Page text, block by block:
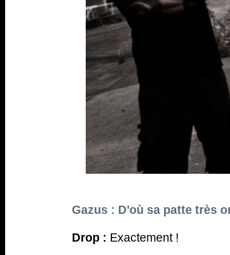
Gazus : D'où sa patte très
Drop : Exactement !